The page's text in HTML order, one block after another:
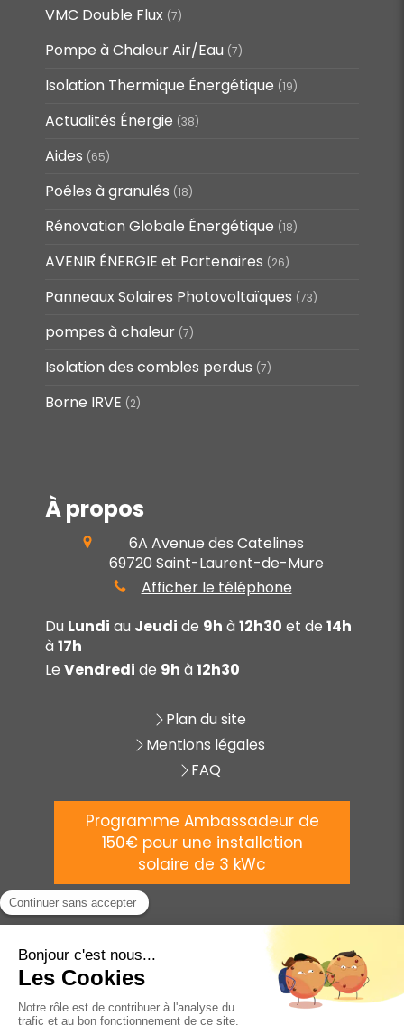
VMC Double Flux (7)
Pompe à Chaleur Air/Eau (7)
Isolation Thermique Énergétique (19)
Actualités Énergie (38)
Aides (65)
Poêles à granulés (18)
Rénovation Globale Énergétique (18)
AVENIR ÉNERGIE et Partenaires (26)
Panneaux Solaires Photovoltaïques (73)
pompes à chaleur (7)
Isolation des combles perdus (7)
Borne IRVE (2)
À propos
6A Avenue des Catelines
69720 Saint-Laurent-de-Mure
Afficher le téléphone
Du Lundi au Jeudi de 9h à12h30 et de 14h
à17h
Le Vendredi de 9h à12h30
Plan du site
Mentions légales
FAQ
Programme Ambassadeur de
150€ pour une installation
solaire de 3 kWc
©2025 AVENIR ÉNERGIE